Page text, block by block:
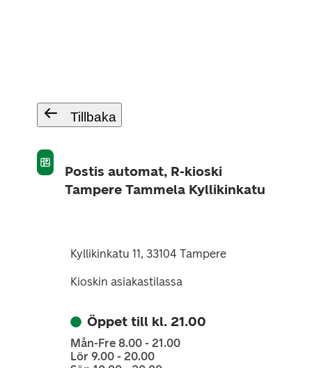
Tillbaka
Postis automat, R-kioski
Tampere Tammela Kyllikinkatu
Kyllikinkatu 11, 33104 Tampere
Kioskin asiakastilassa
Öppet till kl. 21.00
Mån-Fre 8.00 - 21.00
Lör 9.00 - 20.00